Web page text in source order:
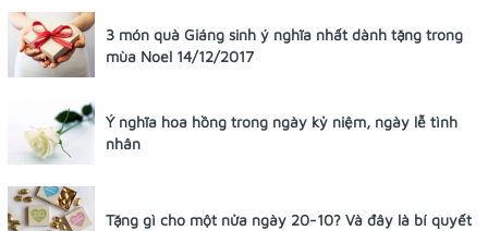
3 món quà Giáng sinh ý nghĩa nhất dành tặng trong
mùa Noel 14/12/2017
Ý nghĩa hoa hồng trong ngày kỷ niệm, ngày lễ tình
nhân
Tặng gì cho một nửa ngày 20-10? Và đây là bí quyết